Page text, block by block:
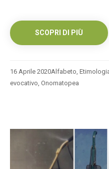
SCOPRI DI PIÙ
16 Aprile 2020Alfabeto,
evocativo, Onomatopea